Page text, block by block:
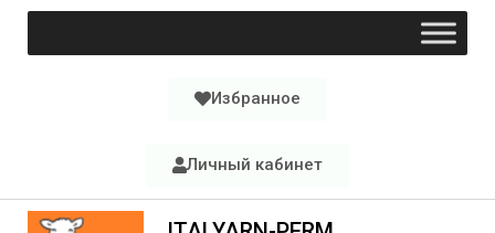
Избранное
Личный кабинет